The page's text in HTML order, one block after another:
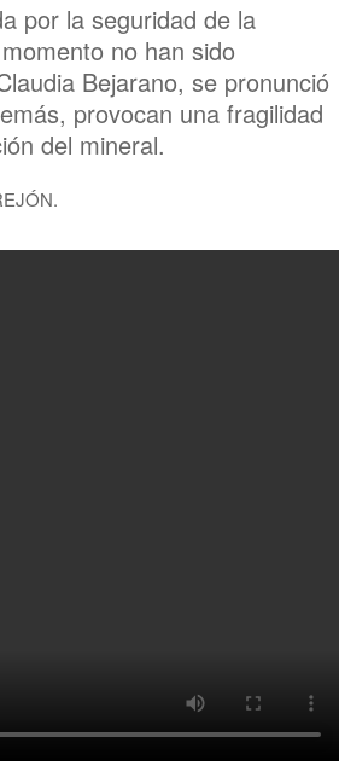
por la seguridad de la
no han sido
Bejarano, se pronunció
provocan una fragilidad
del mineral.